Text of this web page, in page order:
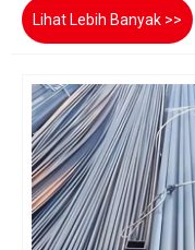
Lihat Lebih Banyak >>